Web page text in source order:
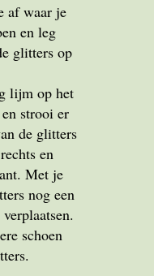
af waar je
en leg
glitters op
lijm op het
strooi er
de glitters
en
Met je
nog een
schoen